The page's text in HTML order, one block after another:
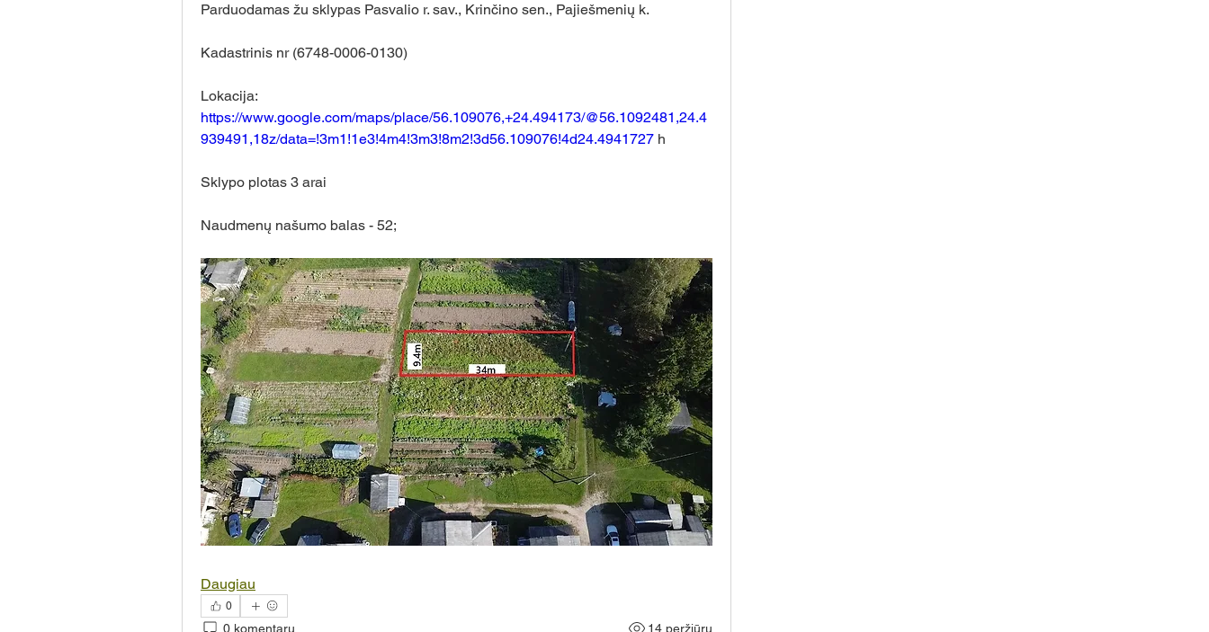
Parduodamas žu sklypas Pasvalio r. sav., Krinčino sen., Pajiešmenių k.
Kadastrinis nr (6748-0006-0130)
https://www.google.com/maps/place/56.109076,+24.494173/@56.1092481,24.4
939491,18z/data=!3m1!1e3!4m4!3m3!8m2!3d56.109076!4d24.4941727 h
Sklypo plotas 3 arai
Naudmenų našumo balas - 52;
Daugiau
0
0 komentarų 14 peržiūrų